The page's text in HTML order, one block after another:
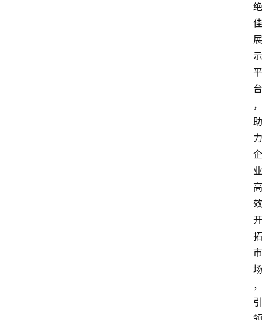
绝
佳
展
示
平
台
，
助
力
企
业
高
效
开
拓
市
场
，
引